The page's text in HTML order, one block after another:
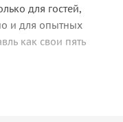
для гостей,
и для опытных
как свои пять